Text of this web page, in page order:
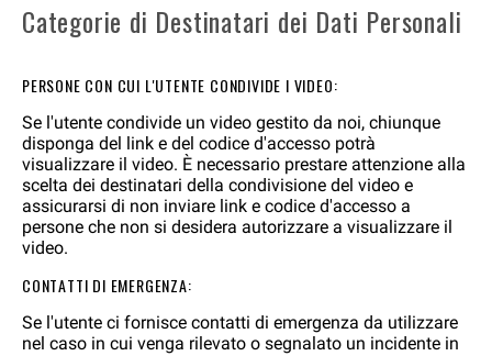
Categorie di Destinatari dei Dati Personali
PERSONE CON CUI L'UTENTE CONDIVIDE I VIDEO:
Se l'utente condivide un video gestito da noi, chiunque
disponga del link e del codice d'accesso potrà
visualizzare il video. È necessario prestare attenzione alla
scelta dei destinatari della condivisione del video e
assicurarsi di non inviare link e codice d'accesso a
persone che non si desidera autorizzare a visualizzare il
video.
CONTATTI DI EMERGENZA:
Se l'utente ci fornisce contatti di emergenza da utilizzare
nel caso in cui venga rilevato o segnalato un incidente in